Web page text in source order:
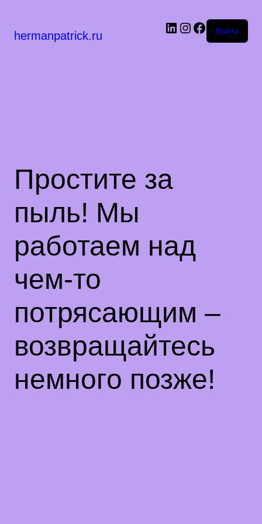
hermanpatrick.ru
LinkedInInstagram
Facebook
Войти
Простите за
пыль! Мы
работаем над
чем-то
потрясающим –
возвращайтесь
немного позже!